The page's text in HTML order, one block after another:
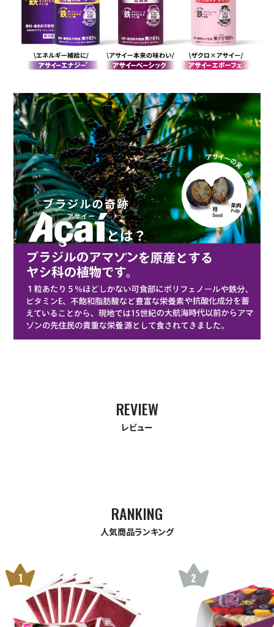
レビュー
人気商品ランキング